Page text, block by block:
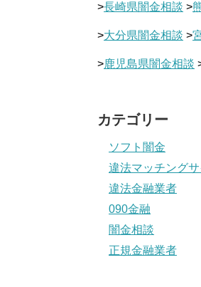
>長崎県闇金相談 >
>大分県闇金相談 >
>鹿児島県闇金相談
カテゴリー
ソフト闇金
違法マッチングサ
違法金融業者
090金融
闇金相談
正規金融業者